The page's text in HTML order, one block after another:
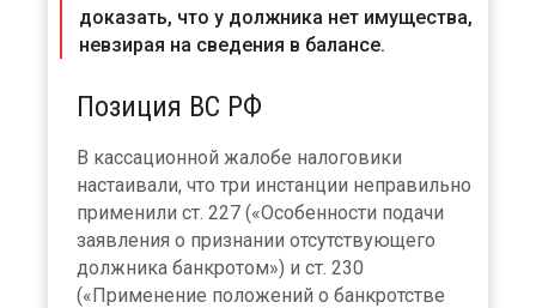
доказать, что у должника нет имущества,
невзирая на сведения в балансе.
Позиция ВС РФ
В кассационной жалобе налоговики
настаивали, что три инстанции неправильно
применили ст. 227 («Особенности подачи
заявления о признании отсутствующего
должника банкротом») и ст. 230
(«Применение положений о банкротстве